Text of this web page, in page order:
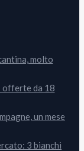
molto
offerte da 18
un mese
3 bianchi